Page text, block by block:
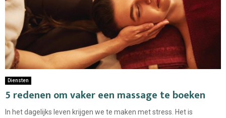
Diensten
5 redenen om vaker een massage te boeken
In het dagelijks leven krijgen we te maken met stress. Het is